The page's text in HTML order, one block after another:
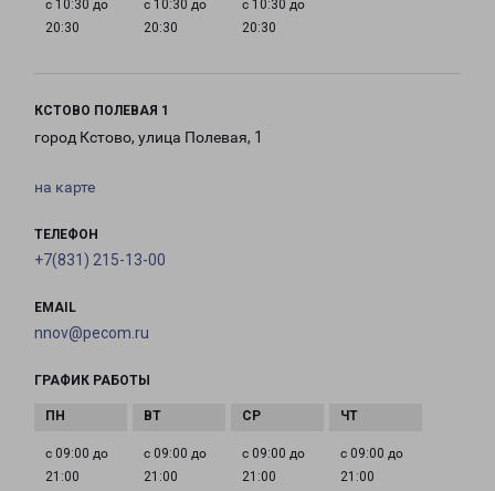
с 10:30 до
20:30
с 10:30 до
20:30
с 10:30 до
20:30
КСТОВО ПОЛЕВАЯ 1
город Кстово, улица Полевая, 1
на карте
ТЕЛЕФОН
+7(831) 215-13-00
EMAIL
nnov@pecom.ru
ГРАФИК РАБОТЫ
с 09:00 до
21:00
с 09:00 до
21:00
с 09:00 до
21:00
с 09:00 до
21:00